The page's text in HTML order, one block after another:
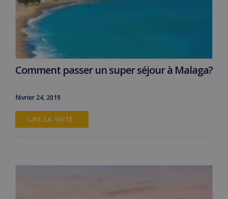
Comment passer un super séjour à Malaga?
février 24, 2019
LIRE LA SUITE